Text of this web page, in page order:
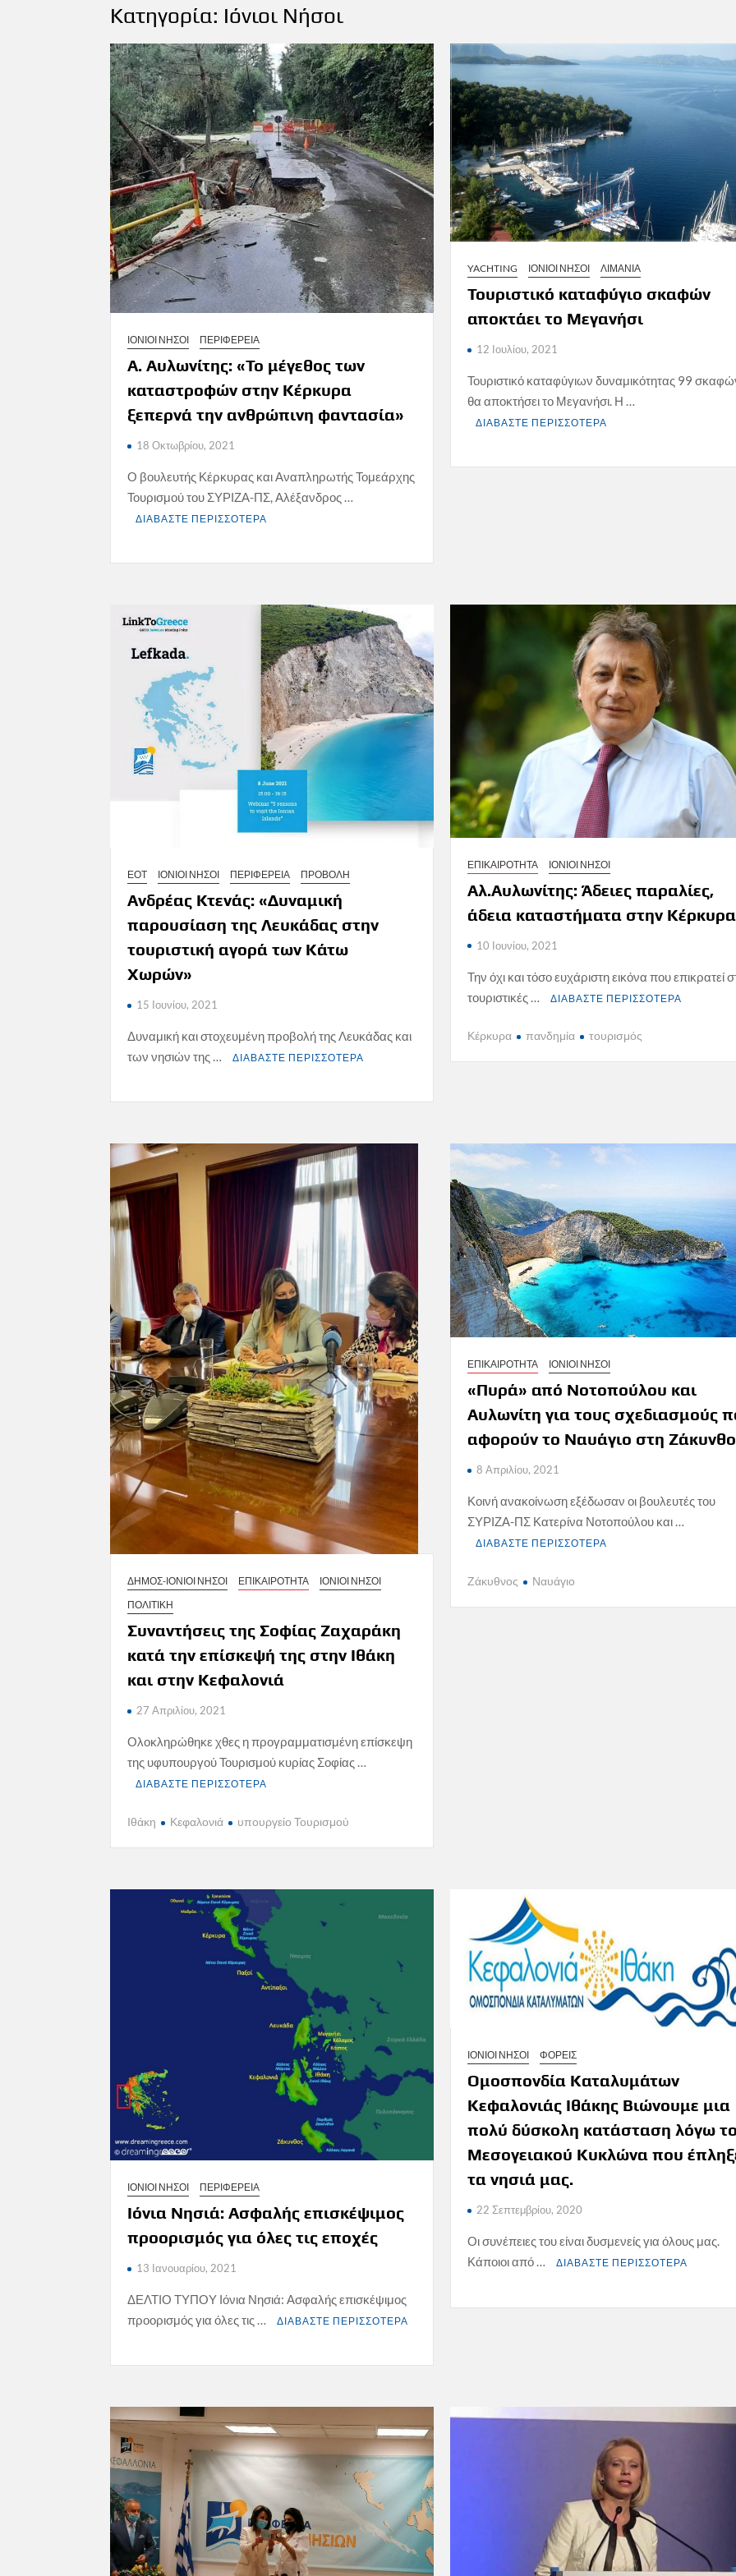
Κατηγορία: Ιόνιοι Νήσοι
ΙΟΝΙΟΙ ΝΗΣΟΙ ΠΕΡΙΦΕΡΕΙΑ
Α. Αυλωνίτης: «Το μέγεθος των
καταστροφών στην Κέρκυρα
ξεπερνά την ανθρώπινη φαντασία»
18 Οκτωβρίου, 2021
Ο βουλευτής Κέρκυρας και Αναπληρωτής Τομεάρχης
Τουρισμού του ΣΥΡΙΖΑ-ΠΣ, Αλέξανδρος …
ΔΙΑΒΑΣΤΕ ΠΕΡΙΣΣΟΤΕΡΑ
YACHTING ΙΟΝΙΟΙ ΝΗΣΟΙ ΛΙΜΑΝΙΑ
Τουριστικό καταφύγιο σκαφών
αποκτάει το Μεγανήσι
12 Ιουλίου, 2021
Τουριστικό καταφύγιων δυναμικότητας 99
θα αποκτήσει το Μεγανήσι. Η …
ΔΙΑΒΑΣΤΕ ΠΕΡΙΣΣΟΤΕΡΑ
ΕΟΤ ΙΟΝΙΟΙ ΝΗΣΟΙ ΠΕΡΙΦΕΡΕΙΑ ΠΡΟΒΟΛΗ
Ανδρέας Κτενάς: «Δυναμική
παρουσίαση της Λευκάδας στην
τουριστική αγορά των Κάτω
Χωρών»
15 Ιουνίου, 2021
Δυναμική και στοχευμένη προβολή της Λευκάδας και
των νησιών της …
ΔΙΑΒΑΣΤΕ ΠΕΡΙΣΣΟΤΕΡΑ
ΕΠΙΚΑΙΡΟΤΗΤΑ ΙΟΝΙΟΙ ΝΗΣΟΙ
Αλ.Αυλωνίτης: Άδειες παραλίες,
άδεια καταστήματα στην Κέρκυρα
10 Ιουνίου, 2021
Την όχι και τόσο ευχάριστη εικόνα που επικρατεί
τουριστικές …
ΔΙΑΒΑΣΤΕ ΠΕΡΙΣΣΟΤΕΡΑ
Κέρκυρα πανδημία τουρισμός
ΔΗΜΟΣ-ΙΟΝΙΟΙ ΝΗΣΟΙ ΕΠΙΚΑΙΡΟΤΗΤΑ
ΙΟΝΙΟΙ ΝΗΣΟΙ
ΠΟΛΙΤΙΚΗ
Συναντήσεις της Σοφίας Ζαχαράκη
κατά την επίσκεψή της στην Ιθάκη
και στην Κεφαλονιά
27 Απριλίου, 2021
Ολοκληρώθηκε χθες η προγραμματισμένη επίσκεψη
της υφυπουργού Τουρισμού κυρίας Σοφίας …
ΔΙΑΒΑΣΤΕ ΠΕΡΙΣΣΟΤΕΡΑ
Ιθάκη Κεφαλονιά υπουργείο Τουρισμού
ΕΠΙΚΑΙΡΟΤΗΤΑ ΙΟΝΙΟΙ ΝΗΣΟΙ
«Πυρά» από Νοτοπούλου και
Αυλωνίτη για τους σχεδιασμούς
αφορούν το Ναυάγιο στη Ζάκυνθο
8 Απριλίου, 2021
Κοινή ανακοίνωση εξέδωσαν οι βουλευτές του
ΣΥΡΙΖΑ-ΠΣ Κατερίνα Νοτοπούλου και …
ΔΙΑΒΑΣΤΕ ΠΕΡΙΣΣΟΤΕΡΑ
Ζάκυθνος Ναυάγιο
ΙΟΝΙΟΙ ΝΗΣΟΙ ΠΕΡΙΦΕΡΕΙΑ
Ιόνια Νησιά: Ασφαλής επισκέψιμος
προορισμός για όλες τις εποχές
13 Ιανουαρίου, 2021
ΔΕΛΤΙΟ ΤΥΠΟΥ Ιόνια Νησιά: Ασφαλής επισκέψιμος
προορισμός για όλες τις …
ΔΙΑΒΑΣΤΕ ΠΕΡΙΣΣΟΤΕΡΑ
ΙΟΝΙΟΙ ΝΗΣΟΙ ΦΟΡΕΙΣ
Ομοσπονδία Καταλυμάτων
Κεφαλονιάς Ιθάκης Βιώνουμε μια
πολύ δύσκολη κατάσταση λόγω
Μεσογειακού Κυκλώνα που
τα νησιά μας.
22 Σεπτεμβρίου, 2020
Οι συνέπειες του είναι δυσμενείς για όλους μας.
Κάποιοι από …
ΔΙΑΒΑΣΤΕ ΠΕΡΙΣΣΟΤΕΡΑ